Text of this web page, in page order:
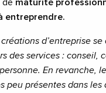
de maturité
entreprendre.
créations d’entreprise
des services : conseil,
En revanche,
peu présentes dans les